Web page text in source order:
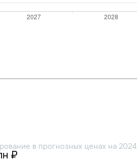
в прогнозных ценах на 2024
₽